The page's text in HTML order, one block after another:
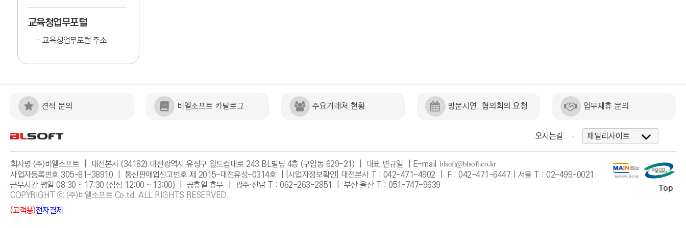
교육청업무포털
교육청업무포털 주소
견적 문의 비엘소프트 카탈로그 주요거래처 현황 방문시연, 협의회의 요청 업무제휴 문의
오시는길
회사명 (주)비엘소프트 | 대전본사 (34182) 대전광역시 유성구 월드컵대로 243 BL빌딩 4층 (구암동 629-21) | 대표 변규일 |
E-mail
사업자등록번호 305-81-38910 | 통신판매업신고번호 제 2015-대전유성-0314호 |
[사업자정보확인] 대전본사 T : 042-471-4902 | F : 042-471-6447 | 서울 T : 02-499-0021
근무시간 평일 08:30 ~ 17:30 (점심 12:00 ~ 13:00) | 공휴일 휴무 | 광주·전남 T : 062-263-2851 | 부산·울산 T : 051-747-9639
COPYRIGHT ⓒ (주)비엘소프트 Co.td. ALL RIGHTS RESERVED.
(고객용)전자결제
Top